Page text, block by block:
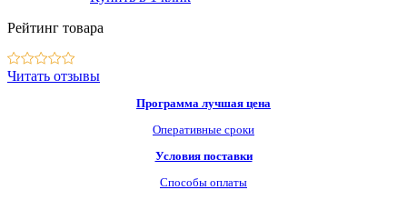
Рейтинг товара
Читать отзывы
Программа лучшая цена
Оперативные сроки
Условия поставки
Способы оплаты